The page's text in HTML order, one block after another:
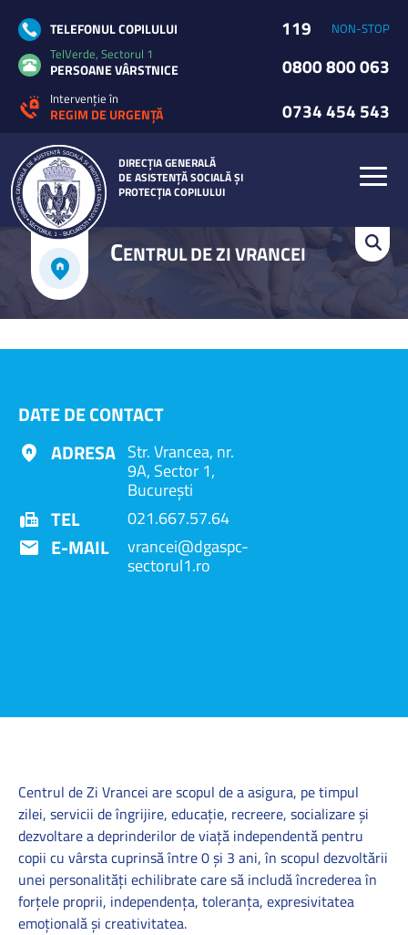
DIRECȚIA GENERALĂ
DE ASISTENȚĂ SOCIALĂ ȘI
PROTECȚIA COPILULUI
TELEFONUL COPILULUI 119
NON-STOP
TelVerde, Sectorul 1
PERSOANE VÂRSTNICE 0800 800 063
Intervenție în
REGIM DE URGENȚĂ 0734 454 543
CENTRUL DE ZI VRANCEI
DATE DE CONTACT
ADRESA Str. Vrancea, nr.
9A, Sector 1,
Bucureşti
TEL 021.667.57.64
E-MAIL vrancei@dgaspc-
sectorul1.ro
Centrul de Zi Vrancei are scopul de a asigura, pe timpul
zilei, servicii de îngrijire, educaţie, recreere, socializare și
dezvoltare a deprinderilor de viaţă independentă pentru
copii cu vârsta cuprinsă între 0 şi 3 ani, în scopul dezvoltării
unei personalităţi echilibrate care să includă încrederea în
forţele proprii, independenţa, toleranţa, expresivitatea
emoţională şi creativitatea.